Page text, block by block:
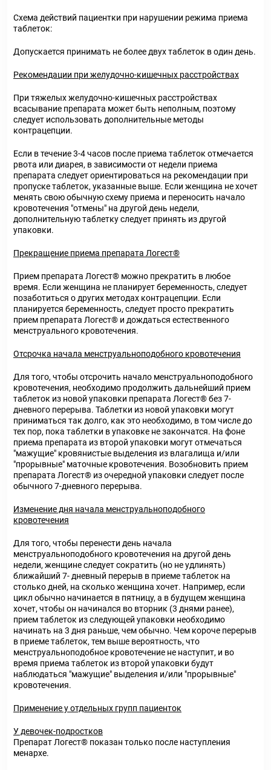
Схема действий пациентки при нарушении режима приема
таблеток:
Допускается принимать не более двух таблеток в один день.
Рекомендации при желудочно-кишечных расстройствах
При тяжелых желудочно-кишечных расстройствах
всасывание препарата может быть неполным, поэтому
следует использовать дополнительные методы
контрацепции.
Если в течение 3-4 часов после приема таблеток отмечается
рвота или диарея, в зависимости от недели приема
препарата следует ориентироваться на рекомендации при
пропуске таблеток, указанные выше. Если женщина не хочет
менять свою обычную схему приема и переносить начало
кровотечения "отмены" на другой день недели,
дополнительную таблетку следует принять из другой
упаковки.
Прекращение приема препарата Логест®
Прием препарата Логест® можно прекратить в любое
время. Если женщина не планирует беременность, следует
позаботиться о других методах контрацепции. Если
планируется беременность, следует просто прекратить
прием препарата Логест® и дождаться естественного
менструального кровотечения.
Отсрочка начала менструальноподобного кровотечения
Для того, чтобы отсрочить начало менструальноподобного
кровотечения, необходимо продолжить дальнейший прием
таблеток из новой упаковки препарата Логест® без 7-
дневного перерыва. Таблетки из новой упаковки могут
приниматься так долго, как это необходимо, в том числе до
тех пор, пока таблетки в упаковке не закончатся. На фоне
приема препарата из второй упаковки могут отмечаться
"мажущие" кровянистые выделения из влагалища и/или
"прорывные" маточные кровотечения. Возобновить прием
препарата Логест® из очередной упаковки следует после
обычного 7-дневного перерыва.
Изменение дня начала менструальноподобного
кровотечения
Для того, чтобы перенести день начала
менструальноподобного кровотечения на другой день
недели, женщине следует сократить (но не удлинять)
ближайший 7- дневный перерыв в приеме таблеток на
столько дней, на сколько женщина хочет. Например, если
цикл обычно начинается в пятницу, а в будущем женщина
хочет, чтобы он начинался во вторник (3 днями ранее),
прием таблеток из следующей упаковки необходимо
начинать на 3 дня раньше, чем обычно. Чем короче перерыв
в приеме таблеток, тем выше вероятность, что
менструальноподобное кровотечение не наступит, и во
время приема таблеток из второй упаковки будут
наблюдаться "мажущие" выделения и/или "прорывные"
кровотечения.
Применение у отдельных групп пациенток
У девочек-подростков
Препарат Логест® показан только после наступления
менархе.